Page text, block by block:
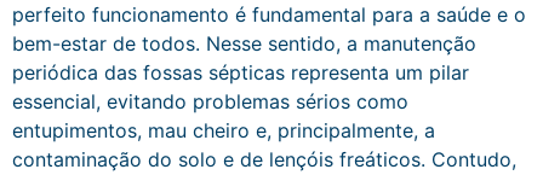
perfeito funcionamento é fundamental para a saúde e o
bem-estar de todos. Nesse sentido, a manutenção
periódica das fossas sépticas representa um pilar
essencial, evitando problemas sérios como
entupimentos, mau cheiro e, principalmente, a
contaminação do solo e de lençóis freáticos. Contudo,